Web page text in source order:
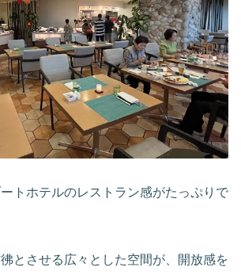
トホテルのレストラン感がたっぷりで
とさせる広々とした空間が、開放感を